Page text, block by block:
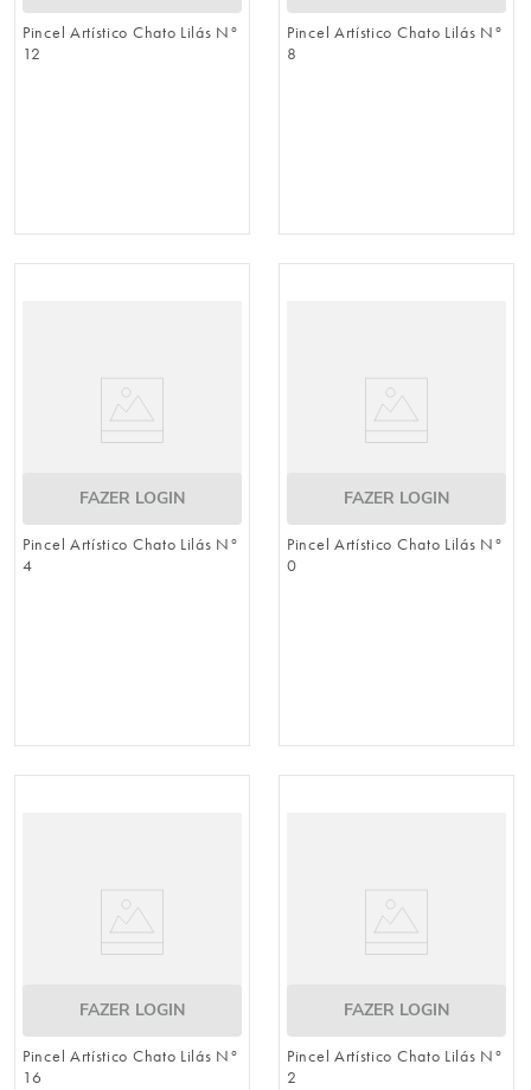
Pincel Artístico Chato Lilás N°
12
Pincel Artístico Chato Lilás N°
8
FAZER LOGIN
Pincel Artístico Chato Lilás N°
4
FAZER LOGIN
Pincel Artístico Chato Lilás N°
0
FAZER LOGIN
Pincel Artístico Chato Lilás N°
16
FAZER LOGIN
Pincel Artístico Chato Lilás N°
2